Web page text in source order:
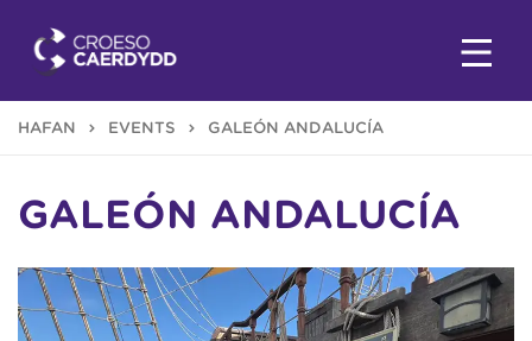
HAFAN EVENTS GALEÓN ANDALUCÍA
GALEÓN ANDALUCÍA